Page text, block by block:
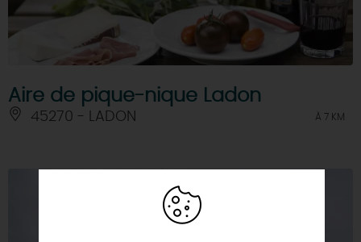
Aire de pique-nique Ladon
45270 - LADON À 7 KM